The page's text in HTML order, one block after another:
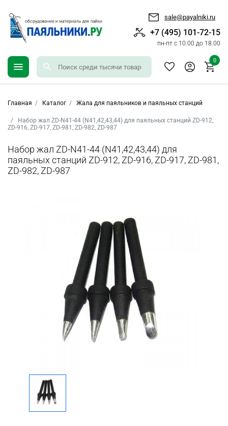
sale@payalniki.ru
+7 (495) 101-72-15
пн-пт с 10.00 до 18.00
0
Главная Каталог Жала для паяльников и паяльных станций
Набор жал ZD-N41-44 (N41,42,43,44) для паяльных станций ZD-912,
ZD-916, ZD-917, ZD-981, ZD-982, ZD-987
Набор жал ZD-N41-44 (N41,42,43,44) для
паяльных станций ZD-912, ZD-916, ZD-917, ZD-981,
ZD-982, ZD-987